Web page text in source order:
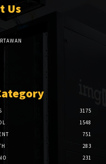
Us
3175
1548
751
283
231